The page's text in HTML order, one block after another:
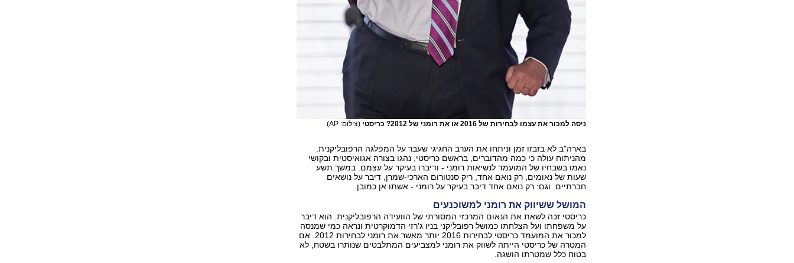
ניסה למכור את עצמו לבחירות של 2016 או את רומני של 2012? כריסטי (צילום: AP)
בארה"ב לא בזבזו זמן וניתחו את הערב החגיגי שעבר על המפלגה הרפובליקנית.
מהניתוח עולה כי כמה מהדוברים, בראשם כריסטי, נהגו בצורה אגואיסטית ובקושי
נאמו בשבחיו של המועמד לנשיאות רומני - ודיברו בעיקר על עצמם. במשך תשע
שעות של נאומים, רק נואם אחד, ריק סנטורום הארכי-שמרן, דיבר על נושאים
חברתיים. וגם: רק נואם אחד דיבר בעיקר על רומני - אשתו אן כמובן.
המושל ששיווק את רומני למשוכנעים
כריסטי זכה לשאת את הנאום המרכזי המסורתי של הוועידה הרפובליקנית. הוא דיבר
על משפחתו ועל הצלחתו כמושל רפובליקני בניו ג'רזי הדמוקרטית ונראה כמי שמנסה
למכור את המועמד כריסטי לבחירות 2016 יותר מאשר את רומני לבחירות 2012. אם
המטרה של כריסטי הייתה לשווק את רומני למצביעים המתלבטים שנותרו בשטח, לא
בטוח כלל שמטרתו הושגה.